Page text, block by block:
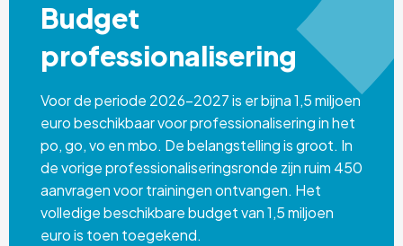
Budget
professionalisering
Voor de periode 2026–2027 is er bijna 1,5 miljoen
euro beschikbaar voor professionalisering in het
po, go, vo en mbo. De belangstelling is groot. In
de vorige professionaliseringsronde zijn ruim 450
aanvragen voor trainingen ontvangen. Het
volledige beschikbare budget van 1,5 miljoen
euro is toen toegekend.